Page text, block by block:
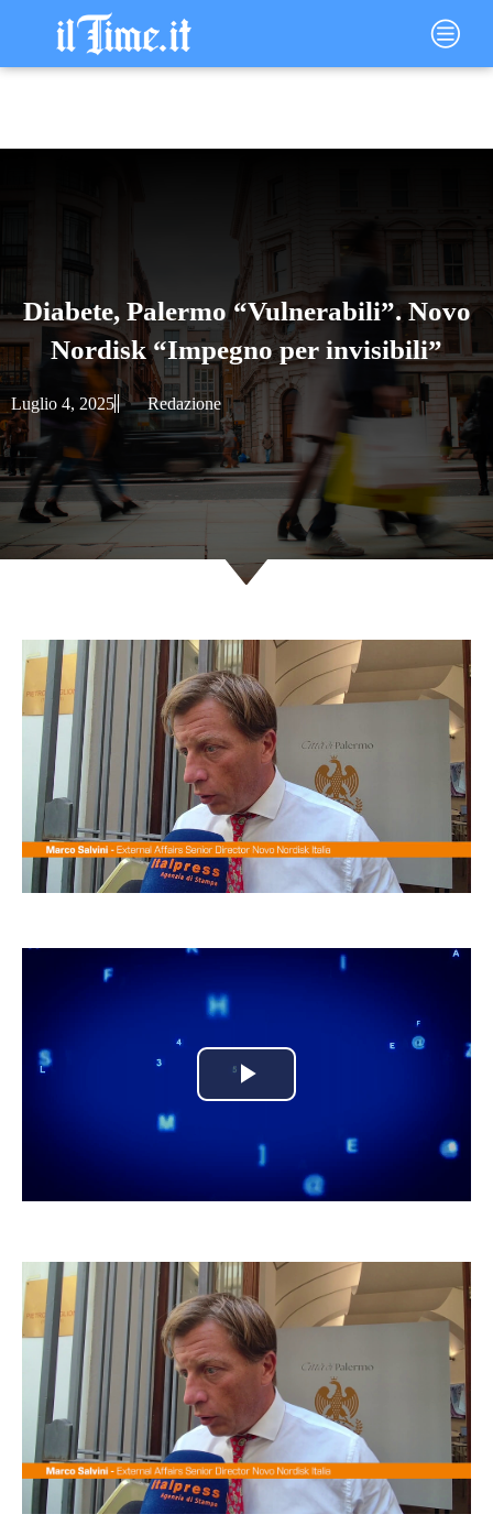
contenuto
Main
Menu
Diabete, Palermo “Vulnerabili”. Novo
Nordisk “Impegno per invisibili”
Luglio 4, 2025 Redazione
Play
Video